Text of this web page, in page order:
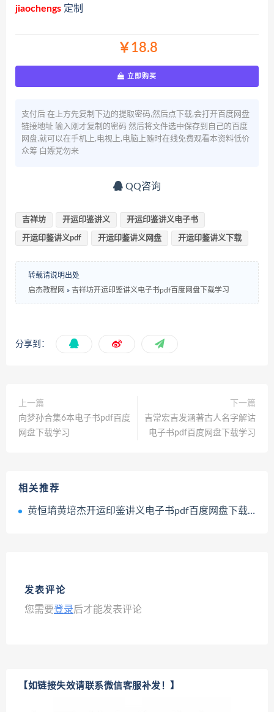
jiaochengs 定制
￥18.8
立即购买
支付后 在上方先复制下边的提取密码,然后点下载,会打开百度网盘
链接地址 输入刚才复制的密码 然后将文件选中保存到自己的百度
网盘,就可以在手机上,电视上,电脑上随时在线免费观看本资料低价
众筹 白嫖党勿来
QQ咨询
吉祥坊 开运印鉴讲义 开运印鉴讲义电子书
开运印鉴讲义pdf 开运印鉴讲义网盘 开运印鉴讲义下载
转载请说明出处
启杰教程网 » 吉祥坊开运印鉴讲义电子书pdf百度网盘下载学习
分享到：
上一篇
向梦孙合集6本电子书pdf百度
网盘下载学习
下一篇
吉常宏吉发涵著古人名字解诂
电子书pdf百度网盘下载学习
相关推荐
黄恒堉黄培杰开运印鉴讲义电子书pdf百度网盘下载学习
发表评论
您需要登录后才能发表评论
【如链接失效请联系微信客服补发！】